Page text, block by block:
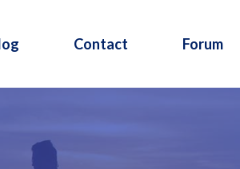
Contact Forum